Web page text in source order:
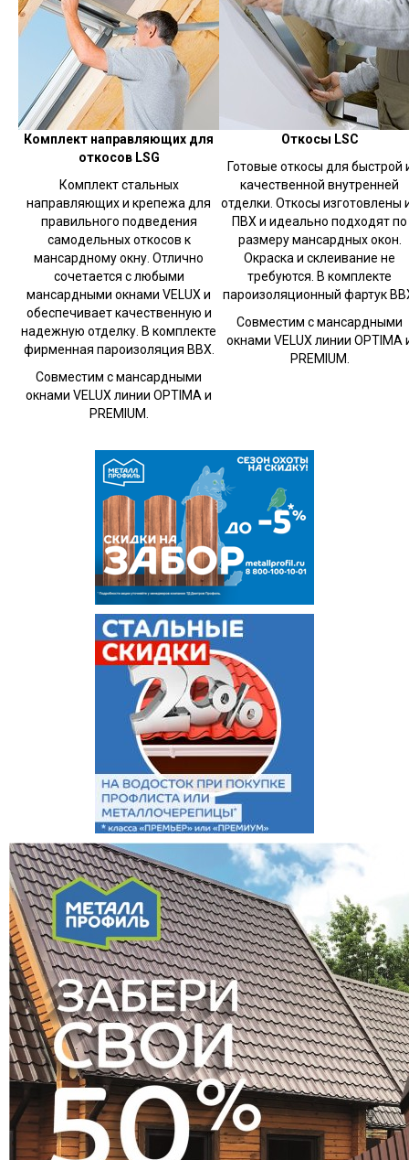
Комплект направляющих для
откосов LSG
Комплект стальных
направляющих и крепежа для
правильного подведения
самодельных откосов к
мансардному окну. Отлично
сочетается с любыми
мансардными окнами VELUX и
обеспечивает качественную и
надежную отделку. В комплекте
фирменная пароизоляция BBX.
Совместим с мансардными
окнами VELUX линии OPTIMA и
PREMIUM.
Откосы LSC
Готовые откосы для быстрой
качественной внутренней
отделки. Откосы изготовлены
ПВХ и идеально подходят по
размеру мансардных окон.
Окраска и склеивание не
требуются. В комплекте
пароизоляционный фартук
Совместим с мансардными
окнами VELUX линии OPTIMA
PREMIUM.